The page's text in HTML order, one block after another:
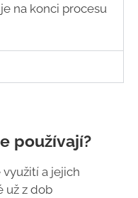
na konci procesu
používají?
a jejich
už z dob